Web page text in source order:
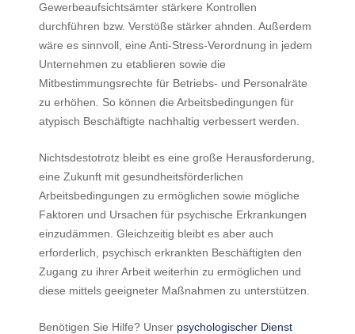
Gewerbeaufsichtsämter stärkere Kontrollen
durchführen bzw. Verstöße stärker ahnden. Außerdem
wäre es sinnvoll, eine Anti-Stress-Verordnung in jedem
Unternehmen zu etablieren sowie die
Mitbestimmungsrechte für Betriebs- und Personalräte
zu erhöhen. So können die Arbeitsbedingungen für
atypisch Beschäftigte nachhaltig verbessert werden.
Nichtsdestotrotz bleibt es eine große Herausforderung,
eine Zukunft mit gesundheitsförderlichen
Arbeitsbedingungen zu ermöglichen sowie mögliche
Faktoren und Ursachen für psychische Erkrankungen
einzudämmen. Gleichzeitig bleibt es aber auch
erforderlich, psychisch erkrankten Beschäftigten den
Zugang zu ihrer Arbeit weiterhin zu ermöglichen und
diese mittels geeigneter Maßnahmen zu unterstützen.
Benötigen Sie Hilfe? Unser psychologischer Dienst